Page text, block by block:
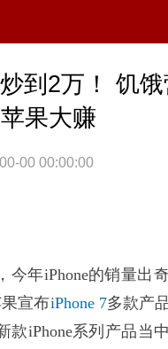
到2万！ 饥
果大赚
00 00:00:00
今年iPhone的销量出
果宣布iPhone 7多款产
款iPhone系列产品当